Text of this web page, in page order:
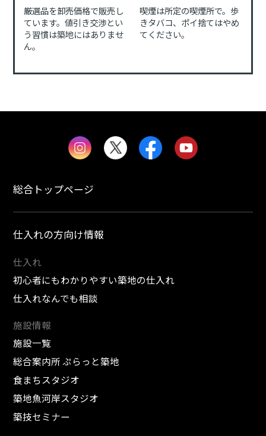
厳選品を卸売価格で販売し
ています。値引き交渉とい
う習慣は築地にはありませ
ん。
喫煙は所定の喫煙所で。歩
きタバコ、ポイ捨てはやめ
てください。
総合トップページ
仕入れの方向け情報
仕入れ
初心者にもわかりやすい築地の仕入れ
仕入れなんでも相談
施設情報
施設一覧
総合案内所 ぷらっと築地
食まちスタジオ
築地魚河岸スタジオ
築技セミナー